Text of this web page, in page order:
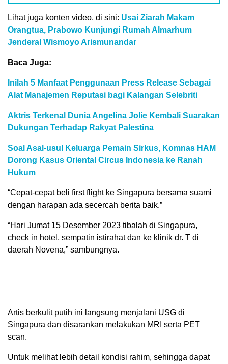
Lihat juga konten video, di sini: Usai Ziarah Makam
Orangtua, Prabowo Kunjungi Rumah Almarhum
Jenderal Wismoyo Arismunandar
Baca Juga:
Inilah 5 Manfaat Penggunaan Press Release Sebagai
Alat Manajemen Reputasi bagi Kalangan Selebriti
Aktris Terkenal Dunia Angelina Jolie Kembali Suarakan
Dukungan Terhadap Rakyat Palestina
Soal Asal-usul Keluarga Pemain Sirkus, Komnas HAM
Dorong Kasus Oriental Circus Indonesia ke Ranah
Hukum
“Cepat-cepat beli first flight ke Singapura bersama suami
dengan harapan ada secercah berita baik.”
“Hari Jumat 15 Desember 2023 tibalah di Singapura,
check in hotel, sempatin istirahat dan ke klinik dr. T di
daerah Novena,” sambungnya.
Artis berkulit putih ini langsung menjalani USG di
Singapura dan disarankan melakukan MRI serta PET
scan.
Untuk melihat lebih detail kondisi rahim, sehingga dapat